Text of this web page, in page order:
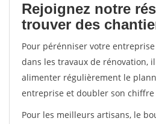
Rejoignez notre
trouver des
Pour pérénniser votre
dans les travaux de rénovation,
alimenter régulièrement le
entreprise et doubler son
Pour les meilleurs artisans, le